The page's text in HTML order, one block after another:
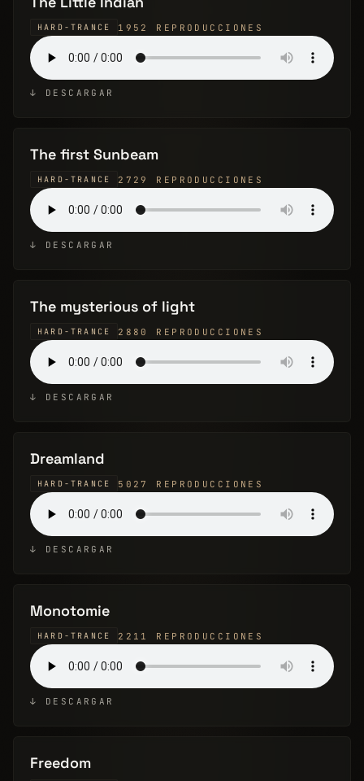
HARD-TRANCE 1952 REPRODUCCIONES
↓ DESCARGAR
The first Sunbeam
HARD-TRANCE 2729 REPRODUCCIONES
↓ DESCARGAR
The mysterious of light
HARD-TRANCE 2880 REPRODUCCIONES
↓ DESCARGAR
Dreamland
HARD-TRANCE 5027 REPRODUCCIONES
↓ DESCARGAR
Monotomie
HARD-TRANCE 2211 REPRODUCCIONES
↓ DESCARGAR
Freedom